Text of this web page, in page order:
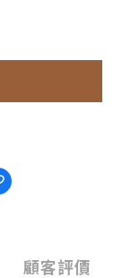
顧客評價